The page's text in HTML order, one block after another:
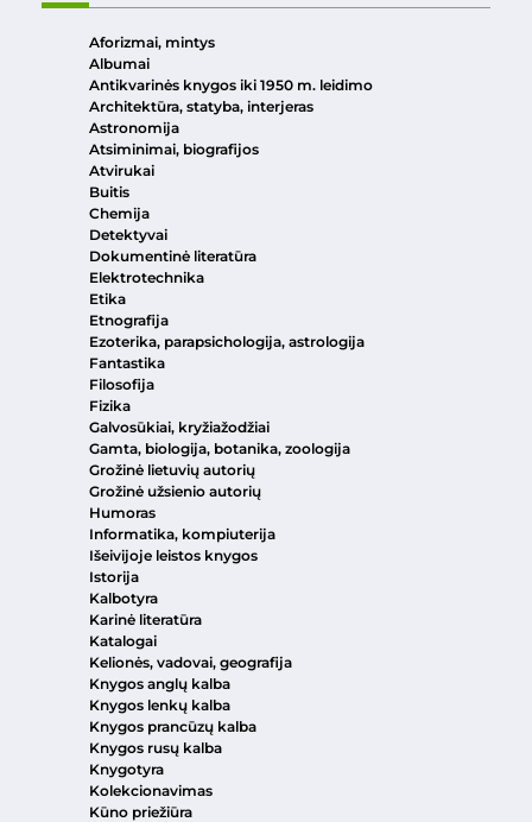
Aforizmai, mintys
Albumai
Antikvarinės knygos iki 1950 m. leidimo
Architektūra, statyba, interjeras
Astronomija
Atsiminimai, biografijos
Atvirukai
Buitis
Chemija
Detektyvai
Dokumentinė literatūra
Elektrotechnika
Etika
Etnografija
Ezoterika, parapsichologija, astrologija
Fantastika
Filosofija
Fizika
Galvosūkiai, kryžiažodžiai
Gamta, biologija, botanika, zoologija
Grožinė lietuvių autorių
Grožinė užsienio autorių
Humoras
Informatika, kompiuterija
Išeivijoje leistos knygos
Istorija
Kalbotyra
Karinė literatūra
Katalogai
Kelionės, vadovai, geografija
Knygos anglų kalba
Knygos lenkų kalba
Knygos prancūzų kalba
Knygos rusų kalba
Knygotyra
Kolekcionavimas
Kūno priežiūra